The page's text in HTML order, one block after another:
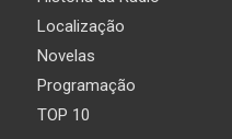
Localização
Novelas
Programação
TOP 10